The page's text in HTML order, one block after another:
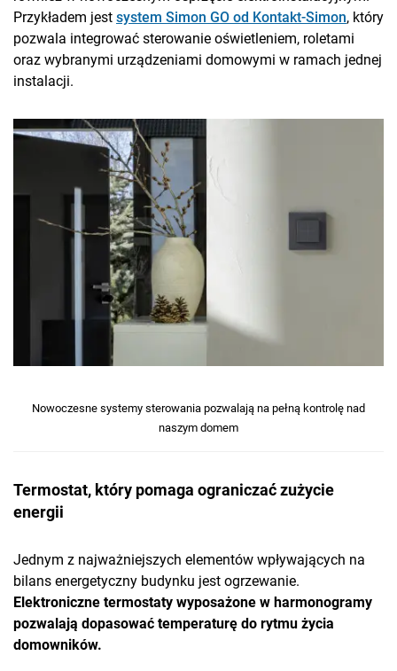
Przykładem jest system Simon GO od Kontakt-Simon, który
pozwala integrować sterowanie oświetleniem, roletami
oraz wybranymi urządzeniami domowymi w ramach jednej
instalacji.
Nowoczesne systemy sterowania pozwalają na pełną kontrolę nad
naszym domem
Termostat, który pomaga ograniczać zużycie
energii
Jednym z najważniejszych elementów wpływających na
bilans energetyczny budynku jest ogrzewanie.
Elektroniczne termostaty wyposażone w harmonogramy
pozwalają dopasować temperaturę do rytmu życia
domowników.